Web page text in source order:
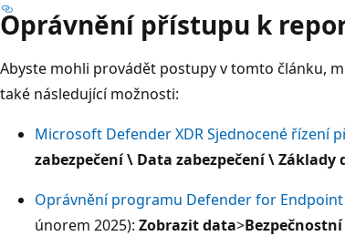
Oprávnění přístupu k
Abyste mohli provádět postupy v tomto článku,
také následující možnosti:
Microsoft Defender XDR Sjednocené řízení
zabezpečení \ Data zabezpečení \ Základy
Oprávnění programu Defender for Endpoint
únorem 2025): Zobrazit data>